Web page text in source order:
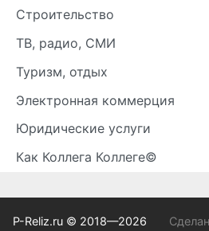
Строительство
ТВ, радио, СМИ
Туризм, отдых
Электронная коммерция
Юридические услуги
Как Коллега Коллеге©
P-Reliz.ru © 2018—2026